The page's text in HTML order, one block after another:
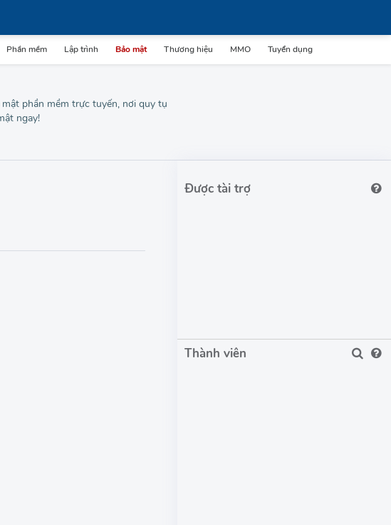
Phần mềm Lập trình Bảo mật Thương hiệu MMO Tuyển dụng
phần mềm trực tuyến, nơi quy tụ
ngay!
Được tài trợ
Thành viên